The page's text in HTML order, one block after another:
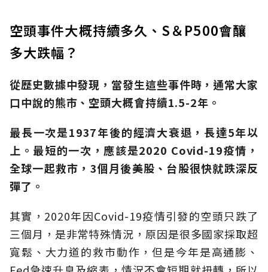
空頭事件大概持續多久、S＆P500會釀
多大跌幅？
從歷史數據中發現，當發生這些事件時，通常大家
口中說的熊市、空頭大概會持續1.5-2年。
最長一次是1937年後的經濟大衰退，長達5年以
上。最短的一次，應該是2020 Covid-19疫情，
全球一起救市，3個月後美股、台股很快就跌深反
彈了。
其實，2020年因Covid-19疫情引發的空頭只跌了
三個月，是非常特殊情況，原因是很多國家採取超
寬鬆、大力道的救市動作，但是今年是高通膨、